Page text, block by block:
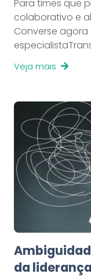
Para times que
colaborativo e
Converse
Veja mais
da liderança